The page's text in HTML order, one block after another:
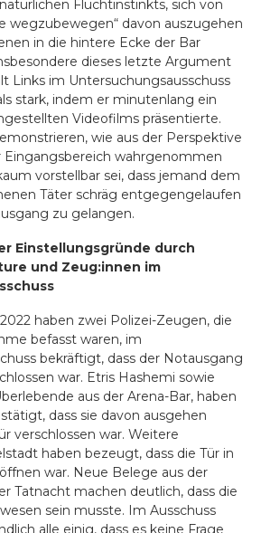
Fluchtinstinkts, sich von
wegzubewegen“ davon auszugehen
in die hintere Ecke der Bar
dieses letzte Argument
Links im Untersuchungsausschuss
stark, indem er minutenlang ein
Videofilms präsentierte.
wie aus der Perspektive
wahrgenommen
vorstellbar sei, dass jemand dem
Täter schräg entgegengelaufen
zu gelangen.
Einstellungsgründe durch
und Zeug:innen im
haben zwei Polizei-Zeugen, die
befasst waren, im
bekräftigt, dass der Notausgang
war. Etris Hashemi sowie
aus der Arena-Bar, haben
dass sie davon ausgehen
verschlossen war. Weitere
haben bezeugt, dass die Tür in
war. Neue Belege aus der
Tatnacht machen deutlich, dass die
sein musste. Im Ausschuss
alle einig, dass es keine Frage